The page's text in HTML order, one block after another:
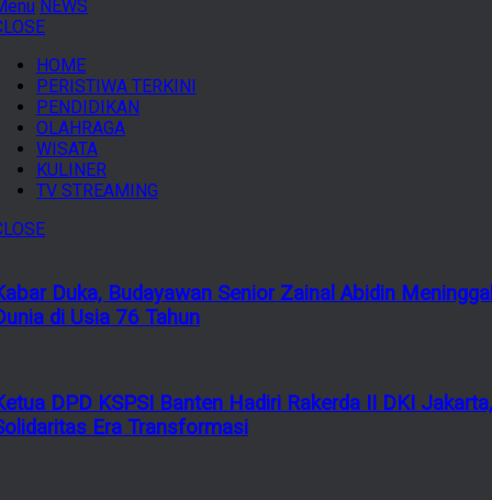
NEWS
HOME
PERISTIWA TERKINI
PENDIDIKAN
OLAHRAGA
WISATA
KULINER
TV STREAMING
Duka, Budayawan Senior Zainal Abidin
di Usia 76 Tahun
DPD KSPSI Banten Hadiri Rakerda II DKI Jakarta,
Era Transformasi